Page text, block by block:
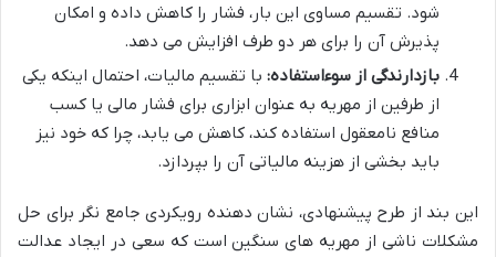
شود. تقسیم مساوی این بار، فشار را کاهش داده و امکان
پذیرش آن را برای هر دو طرف افزایش می دهد.
بازدارندگی از سوءاستفاده: با تقسیم مالیات، احتمال اینکه یکی
از طرفین از مهریه به عنوان ابزاری برای فشار مالی یا کسب
منافع نامعقول استفاده کند، کاهش می یابد، چرا که خود نیز
باید بخشی از هزینه مالیاتی آن را بپردازد.
این بند از طرح پیشنهادی، نشان دهنده رویکردی جامع نگر برای حل
مشکلات ناشی از مهریه های سنگین است که سعی در ایجاد عدالت